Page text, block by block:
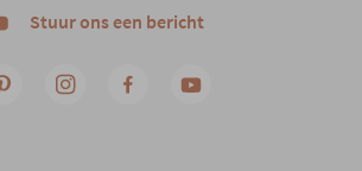
Stuur ons een bericht